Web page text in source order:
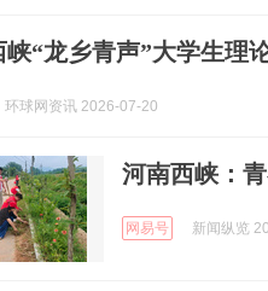
峡“龙乡青声”大学生理
环球网资讯 2026-07-20
河南西峡：
网易号 新闻纵览